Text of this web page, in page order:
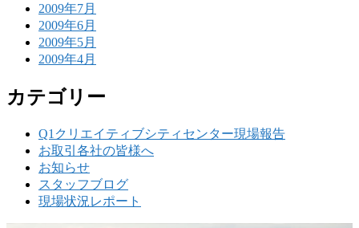
2009年7月
2009年6月
2009年5月
2009年4月
カテゴリー
Q1クリエイティブシティセンター現場報告
お取引各社の皆様へ
お知らせ
スタッフブログ
現場状況レポート